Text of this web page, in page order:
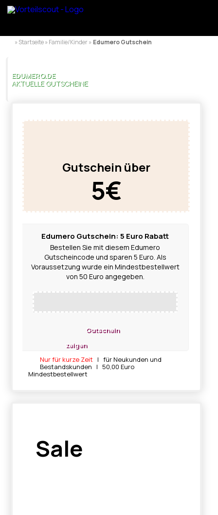
» Startseite » Familie/Kinder » Edumero Gutschein
EDUMERO.DE
AKTUELLE GUTSCHEINE
Gutschein über
5€
Edumero Gutschein: 5 Euro Rabatt
Bestellen Sie mit diesem Edumero
Gutscheincode und sparen 5 Euro. Als
Voraussetzung wurde ein Mindestbestellwert
von 50 Euro angegeben.
Gutschein
zeigen
Nur für kurze Zeit | für Neukunden und
Bestandskunden | 50,00 Euro
Mindestbestellwert
Sale